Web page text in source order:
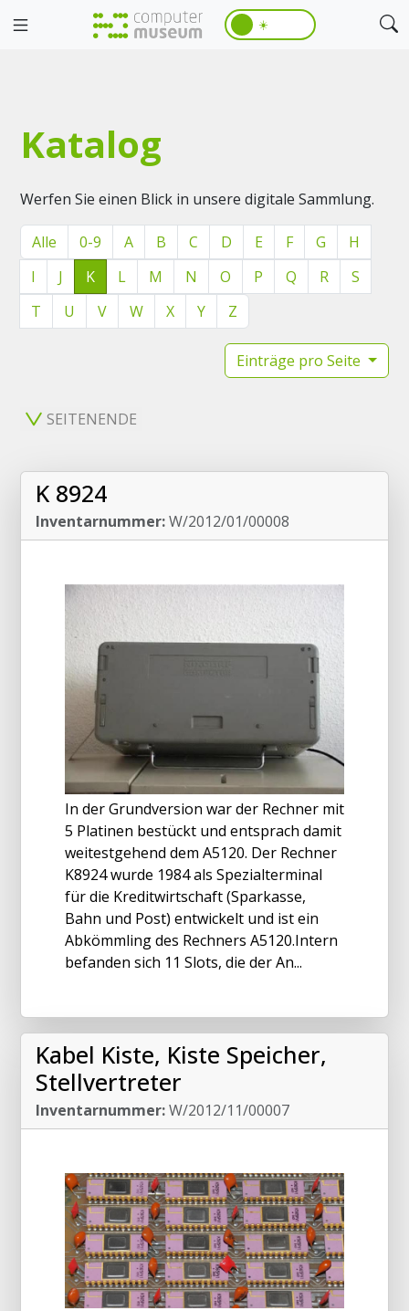
☀️
Katalog
Werfen Sie einen Blick in unsere digitale Sammlung.
Alle 0-9 A B C D E F G
H
I
J K L M N O P Q R
S
T
U V W X Y Z
Einträge pro Seite
SEITENENDE
K 8924
Inventarnummer:W/2012/01/00008
In der Grundversion war der Rechner mit
5 Platinen bestückt und entsprach damit
weitestgehend dem A5120. Der Rechner
K8924 wurde 1984 als Spezialterminal
für die Kreditwirtschaft (Sparkasse,
Bahn und Post) entwickelt und ist ein
Abkömmling des Rechners A5120.Intern
befanden sich 11 Slots, die der An...
Kabel Kiste, Kiste Speicher,
Stellvertreter
Inventarnummer:W/2012/11/00007